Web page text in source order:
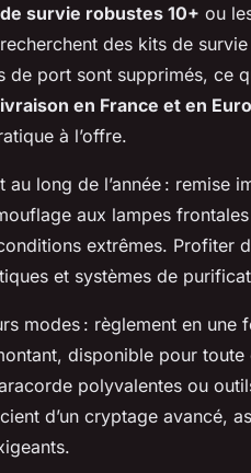
survie robustes 10+ ou
des kits de
port sont supprimés, ce
en France et en
à l’offre.
au long de l’année : remise
aux lampes
extrêmes. Profiter
et systèmes de
modes : règlement en une
disponible pour
polyvalentes ou
d’un cryptage avancé,